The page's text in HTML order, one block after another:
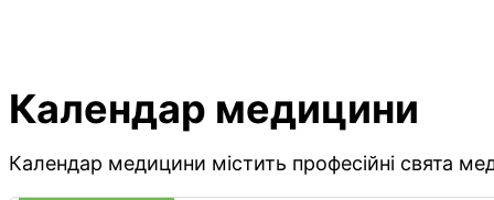
Календар медицини
Календар медицини містить професійні свята